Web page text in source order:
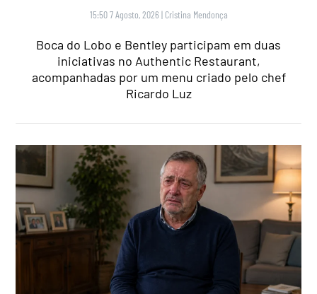
15:50 7 Agosto, 2026 | Cristina Mendonça
Boca do Lobo e Bentley participam em duas
iniciativas no Authentic Restaurant,
acompanhadas por um menu criado pelo chef
Ricardo Luz